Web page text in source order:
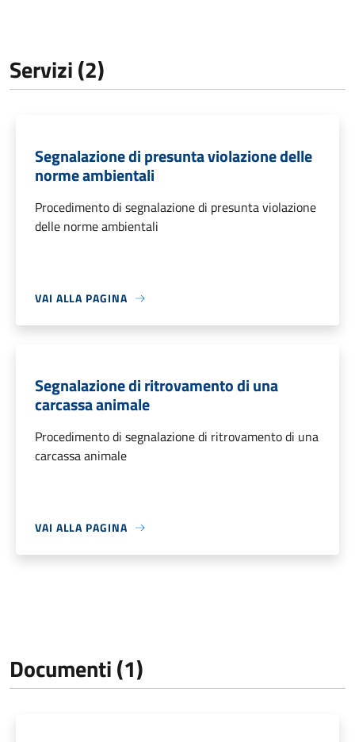
Servizi (2)
Segnalazione di presunta violazione delle
norme ambientali
Procedimento di segnalazione di presunta violazione
delle norme ambientali
VAI ALLA PAGINA
Segnalazione di ritrovamento di una
carcassa animale
Procedimento di segnalazione di ritrovamento di una
carcassa animale
VAI ALLA PAGINA
Documenti (1)